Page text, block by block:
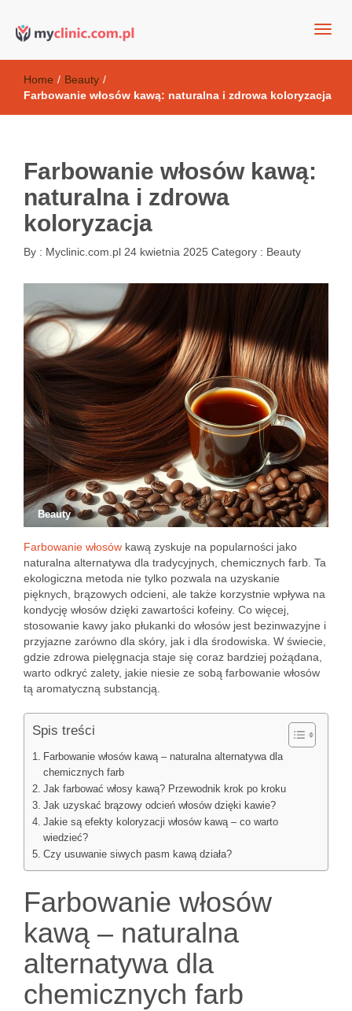
Kosmetyki antyoksydacyjne
Home / Beauty /
Farbowanie włosów kawą: naturalna i zdrowa koloryzacja
Farbowanie włosów kawą:
naturalna i zdrowa
koloryzacja
By : Myclinic.com.pl 24 kwietnia 2025 Category : Beauty
Beauty
Farbowanie włosów kawą zyskuje na popularności jako
naturalna alternatywa dla tradycyjnych, chemicznych farb. Ta
ekologiczna metoda nie tylko pozwala na uzyskanie
pięknych, brązowych odcieni, ale także korzystnie wpływa na
kondycję włosów dzięki zawartości kofeiny. Co więcej,
stosowanie kawy jako płukanki do włosów jest bezinwazyjne i
przyjazne zarówno dla skóry, jak i dla środowiska. W świecie,
gdzie zdrowa pielęgnacja staje się coraz bardziej pożądana,
warto odkryć zalety, jakie niesie ze sobą farbowanie włosów
tą aromatyczną substancją.
Spis treści
Farbowanie włosów kawą – naturalna alternatywa dla
chemicznych farb
Jak farbować włosy kawą? Przewodnik krok po kroku
Jak uzyskać brązowy odcień włosów dzięki kawie?
Jakie są efekty koloryzacji włosów kawą – co warto
wiedzieć?
Czy usuwanie siwych pasm kawą działa?
Farbowanie włosów
kawą – naturalna
alternatywa dla
chemicznych farb